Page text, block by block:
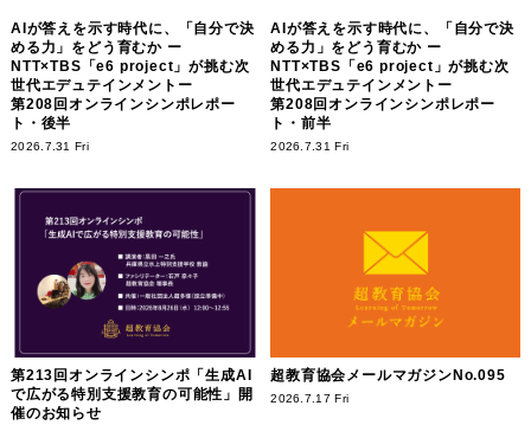
AIが答えを示す時代に、「自分で決
める力」をどう育むか ー
NTT×TBS「e6 project」が挑む次
世代エデュテインメントー
第208回オンラインシンポレポー
ト・後半
2026.7.31 Fri
AIが答えを示す時代に、「自分で決
める力」をどう育むか ー
NTT×TBS「e6 project」が挑む次
世代エデュテインメントー
第208回オンラインシンポレポー
ト・前半
2026.7.31 Fri
第213回オンラインシンポ「生成AI
で広がる特別支援教育の可能性」開
催のお知らせ
超教育協会メールマガジンNo.095
2026.7.17 Fri